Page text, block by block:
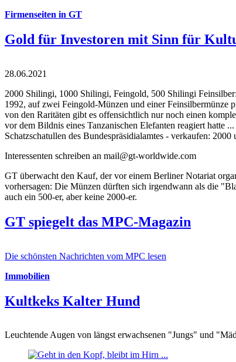
Firmenseiten in GT
Gold für Investoren mit Sinn für
28.06.2021
2000 Shilingi, 1000 Shilingi, Feingold, 500 Shilingi
1992, auf zwei Feingold-Münzen und einer Feinsilbermünze
von den Raritäten gibt es offensichtlich nur noch einen
vor dem Bildnis eines Tanzanischen Elefanten reagiert hatte
Schatzschatullen des Bundespräsidialamtes - verkaufen:
Interessenten schreiben an mail@gt-worldwide.com
GT überwacht den Kauf, der vor einem Berliner Notariat
vorhersagen: Die Münzen dürften sich irgendwann als die
auch ein 500-er, aber keine 2000-er.
GT spiegelt das MPC-Magazin
Die schönsten Nachrichten vom MPC lesen
Immobilien
Kultkeks Kalter Hund
Leuchtende Augen von längst erwachsenen "Jungs" und